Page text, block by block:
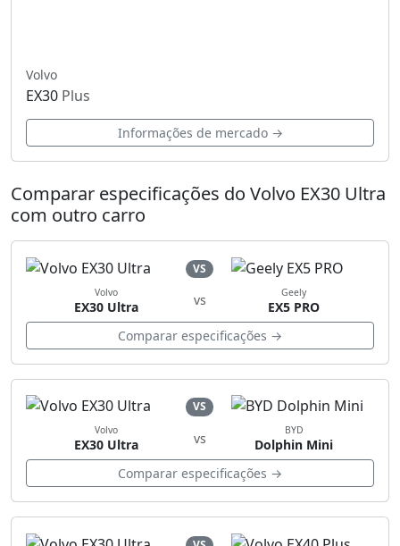
Volvo
EX30 Plus
Informações de mercado →
Comparar especificações do Volvo EX30 Ultra
com outro carro
VS
Volvo
EX30 Ultra vs Geely
EX5 PRO
Comparar especificações →
VS
Volvo
EX30 Ultra vs BYD
Dolphin Mini
Comparar especificações →